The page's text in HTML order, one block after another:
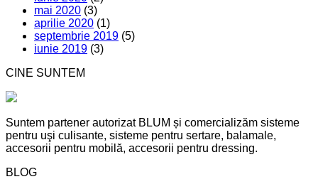
mai 2020 (3)
aprilie 2020 (1)
septembrie 2019 (5)
iunie 2019 (3)
CINE SUNTEM
Suntem partener autorizat BLUM și comercializăm sisteme
pentru uşi culisante, sisteme pentru sertare, balamale,
accesorii pentru mobilă, accesorii pentru dressing.
BLOG